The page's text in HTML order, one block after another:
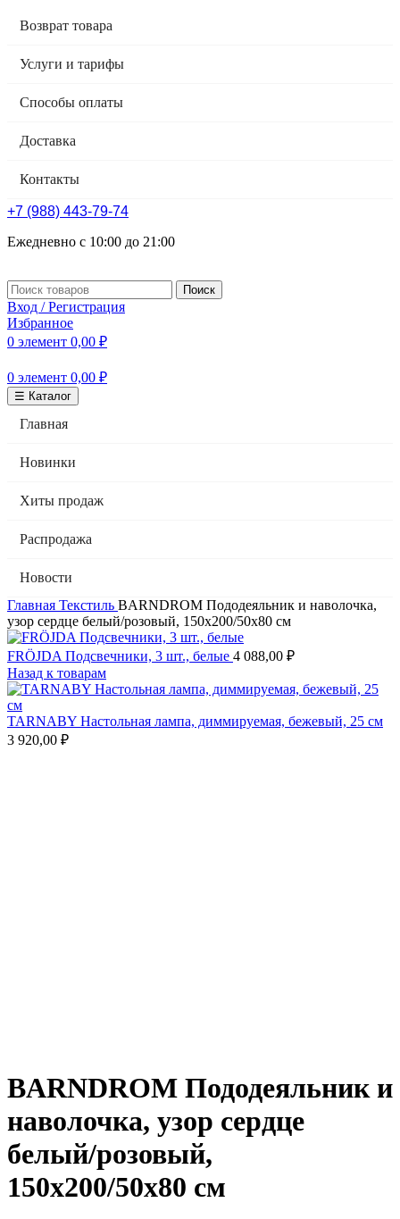
Возврат товара
Услуги и тарифы
Способы оплаты
Доставка
Контакты
+7 (988) 443-79-74
Ежедневно с 10:00 до 21:00
Поиск
Вход / Регистрация
Избранное
0 элемент 0,00 ₽
0 элемент 0,00 ₽
☰ Каталог
Главная
Новинки
Хиты продаж
Распродажа
Новости
Главная Текстиль BARNDROM Пододеяльник и наволочка,
узор сердце белый/розовый, 150х200/50х80 см
FRÖJDA Подсвечники, 3 шт., белые 4 088,00 ₽
Назад к товарам
TARNABY Настольная лампа, диммируемая, бежевый, 25 см
3 920,00 ₽
BARNDROM Пододеяльник и
наволочка, узор сердце
белый/розовый,
150х200/50х80 см